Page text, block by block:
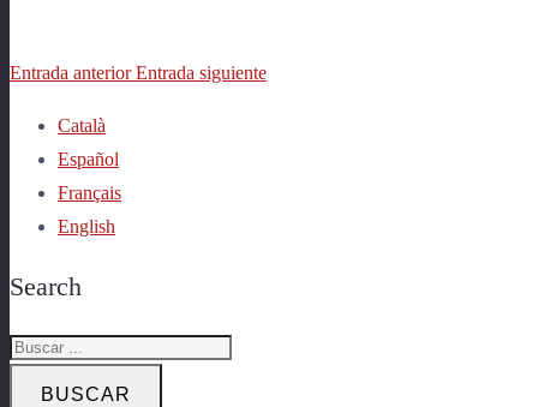
Entrada anterior Entrada siguiente
Català
Español
Français
English
Search
BUSCAR